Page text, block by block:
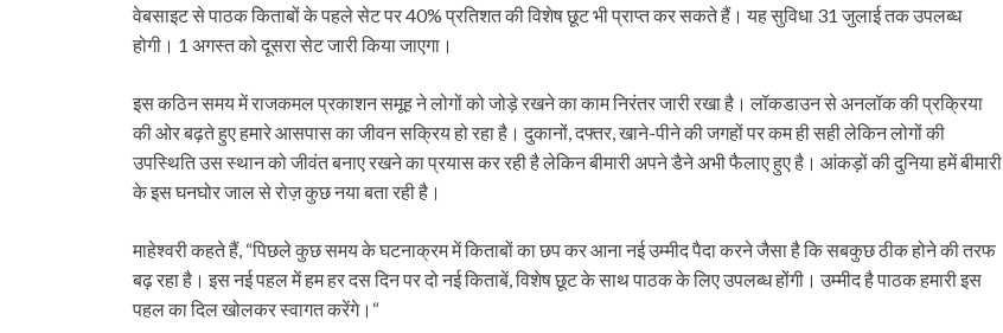
वेबसाइट से पाठक किताबों के पहले सेट पर 40% प्रतिशत की विशेष छूट भी प्राप्त कर सकते हैं। यह सुविधा 31 जुलाई तक उपलब्ध
होगी। 1 अगस्त को दूसरा सेट जारी किया जाएगा।
इस कठिन समय में राजकमल प्रकाशन समूह ने लोगों को जोड़े रखने का काम निरंतर जारी रखा है। लॉकडाउन से अनलॉक की प्रक्रिया
की ओर बढ़ते हुए हमारे आसपास का जीवन सक्रिय हो रहा है। दुकानों, दफ्तर, खाने-पीने की जगहों पर कम ही सही लेकिन लोगों की
उपस्थिति उस स्थान को जीवंत बनाए रखने का प्रयास कर रही है लेकिन बीमारी अपने डैने अभी फैलाए हुए है। आंकड़ों की दुनिया हमें बीमारी
के इस घनघोर जाल से रोज़ कुछ नया बता रही है।
माहेश्वरी कहते हैं, “पिछले कुछ समय के घटनाक्रम में किताबों का छप कर आना नई उम्मीद पैदा करने जैसा है कि सबकुछ ठीक होने की तरफ
बढ़ रहा है। इस नई पहल में हम हर दस दिन पर दो नई किताबें, विशेष छूट के साथ पाठक के लिए उपलब्ध होंगी। उम्मीद है पाठक हमारी इस
पहल का दिल खोलकर स्वागत करेंगे।“